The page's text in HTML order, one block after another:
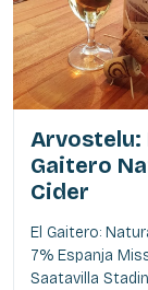
Arvostelu:
Gaitero
Cider
El Gaitero:
7% Espanja
Saatavilla Stadin